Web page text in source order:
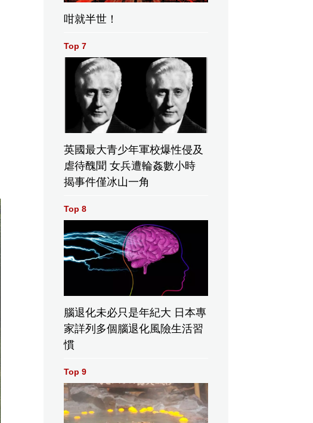
咁就半世！
Top 7
英國最大青少年軍校爆性侵及
虐待醜聞 女兵遭輪姦數小時
揭事件僅冰山一角
Top 8
腦退化未必只是年紀大 日本專
家詳列多個腦退化風險生活習
慣
Top 9